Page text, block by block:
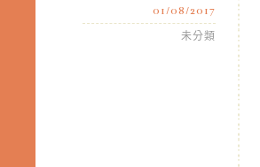
01/08/2017
未分類